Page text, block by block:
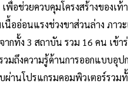
พื่อช่วยควบคุมโครงสร้างของ
ออ่อนแรงช่วงขาส่วนล่าง ภาว
ทั้ง 3 สถาบัน รวม 16 คน เข้าร่
วมถึงความรู้ด้านการออกแบบอุ
านโปรแกรมคอมพิวเตอร์รวม